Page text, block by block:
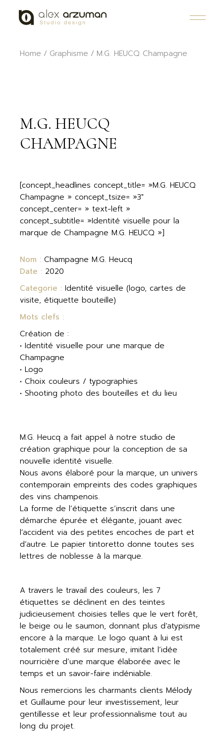
content
Home Graphisme M.G. HEUCQ Champagne
M.G. HEUCQ
CHAMPAGNE
[concept_headlines concept_title= »M.G. HEUCQ
Champagne » concept_tsize= »3″
concept_center= » text-left »
concept_subtitle= »Identité visuelle pour la
marque de Champagne M.G. HEUCQ »]
Nom :Champagne M.G. Heucq
Date : 2020
Categorie :Identité visuelle (logo, cartes de
visite, étiquette bouteille)
Mots clefs :
Création de :
• Identité visuelle pour une marque de
Champagne
• Logo
• Choix couleurs / typographies
• Shooting photo des bouteilles et du lieu
M.G. Heucq a fait appel à notre studio de
création graphique pour la conception de sa
nouvelle identité visuelle.
Nous avons élaboré pour la marque, un univers
contemporain empreints des codes graphiques
des vins champenois.
La forme de l’étiquette s’inscrit dans une
démarche épurée et élégante, jouant avec
l’accident via des petites encoches de part et
d’autre. Le papier tintoretto donne toutes ses
lettres de noblesse à la marque.
A travers le travail des couleurs, les 7
étiquettes se déclinent en des teintes
judicieusement choisies telles que le vert forêt,
le beige ou le saumon, donnant plus d’atypisme
encore à la marque. Le logo quant à lui est
totalement créé sur mesure, imitant l’idée
nourricière d’une marque élaborée avec le
temps et un savoir-faire indéniable.
Nous remercions les charmants clients Mélody
et Guillaume pour leur investissement, leur
gentillesse et leur professionnalisme tout au
long du projet.